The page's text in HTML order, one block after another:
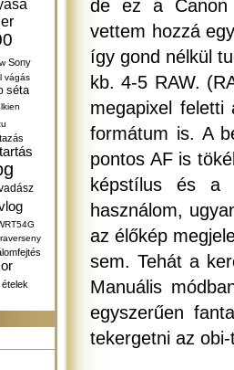
Sony
vágás
séta
de ez a Canon
vettem hozzá
így gond nélkül
kb. 4-5 RAW.
megapixel
formátum is. A
pontos AF is
képstílus és a
használom,
az élőkép
sem. Tehát a
Manuális
egyszerűen
tekergetni az